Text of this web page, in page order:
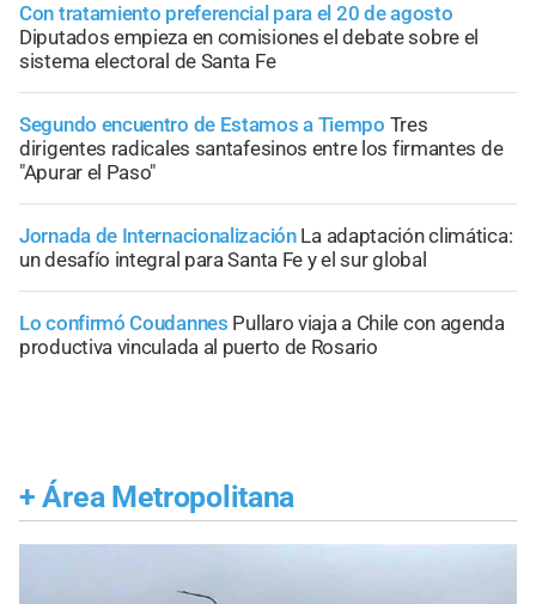
Con tratamiento preferencial para el 20 de agosto
Diputados empieza en comisiones el debate sobre el
sistema electoral de Santa Fe
Segundo encuentro de Estamos a Tiempo Tres
dirigentes radicales santafesinos entre los firmantes de
"Apurar el Paso"
Jornada de Internacionalización La adaptación climática:
un desafío integral para Santa Fe y el sur global
Lo confirmó Coudannes Pullaro viaja a Chile con agenda
productiva vinculada al puerto de Rosario
+ Área Metropolitana